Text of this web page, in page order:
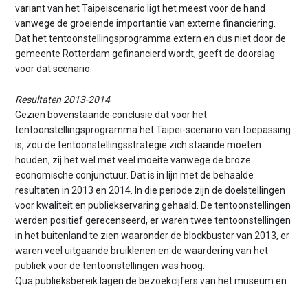
variant van het Taipeiscenario ligt het meest voor de hand
vanwege de groeiende importantie van externe financiering.
Dat het tentoonstellingsprogramma extern en dus niet door de
gemeente Rotterdam gefinancierd wordt, geeft de doorslag
voor dat scenario.
Resultaten 2013-2014
Gezien bovenstaande conclusie dat voor het
tentoonstellingsprogramma het Taipei-scenario van toepassing
is, zou de tentoonstellingsstrategie zich staande moeten
houden, zij het wel met veel moeite vanwege de broze
economische conjunctuur. Dat is in lijn met de behaalde
resultaten in 2013 en 2014. In die periode zijn de doelstellingen
voor kwaliteit en publiekservaring gehaald. De tentoonstellingen
werden positief gerecenseerd, er waren twee tentoonstellingen
in het buitenland te zien waaronder de blockbuster van 2013, er
waren veel uitgaande bruiklenen en de waardering van het
publiek voor de tentoonstellingen was hoog.
Qua publieksbereik lagen de bezoekcijfers van het museum en